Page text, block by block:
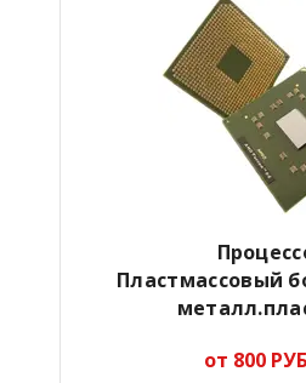
Пластмассовый
от 800